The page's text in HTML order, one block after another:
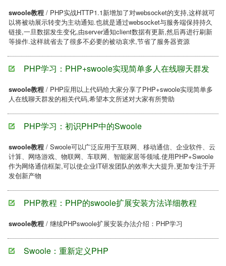
swoole教程 / PHP实战HTTP1.1新增加了对websocket的支持,这样就可
以将被动展示转变为主动通知.也就是通过websocket与服务端保持持久
链接,一旦数据发生变化,由server通知client数据有更新,然后再进行刷新
等操作.这样就省去了很多不必要的被动哀求,节省了服务器资源
PHP学习：PHP+swoole实现简单多人在线聊天群发
swoole教程 / PHP应用以上代码给大家分享了PHP+swoole实现简单多
人在线聊天群发的相关代码,希望本文所述对大家有所赞助
PHP学习：初识PHP中的Swoole
swoole教程 / Swoole可以广泛应用于互联网、移动通信、企业软件、云
计算、网络游戏、物联网、车联网、智能家居等领域.使用PHP+Swoole
作为网络通信框架,可以使企业IT研发团队的效率大大提升,更加专注于开
发创新产物
PHP教程：PHP的swoole扩展安装方法详细教程
swoole教程 / 继续PHPswoole扩展安装办法介绍：PHP学习
Swoole：重新定义PHP